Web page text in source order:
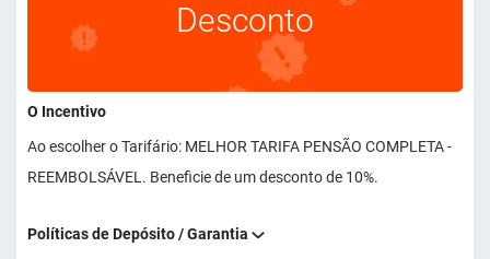
Desconto
O Incentivo
Ao escolher o Tarifário: MELHOR TARIFA PENSÃO COMPLETA -
REEMBOLSÁVEL. Beneficie de um desconto de 10%.
Políticas de Depósito / Garantia